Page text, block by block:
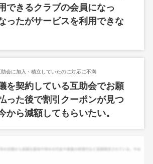
できるクラブの会員になっ
ったがサービスを利用できな
助会に加入・積立していたのに対応に不満
を契約している互助会でお願
った後で割引クーポンが見つ
から減額してもらいたい。